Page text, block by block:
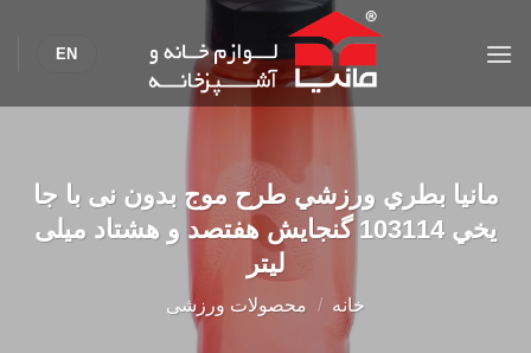
EN
مانیا بطري ورزشي طرح موج بدون نی با جا
يخي 103114 گنجایش هفتصد و هشتاد میلی
لیتر
خانه / محصولات ورزشی